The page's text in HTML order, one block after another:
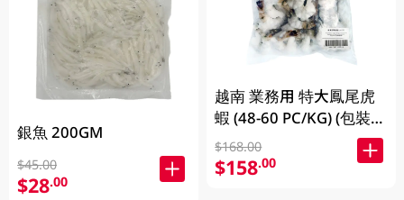
銀魚 200GM
$45.00
$28.00
越南 業務用 特大鳳尾虎
蝦 (48-60 PC/KG) (包裝及
品牌隨機發放)
$168.00
$158.00